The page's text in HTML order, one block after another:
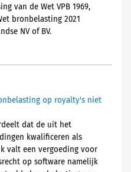
van de Wet VPB 1969,
bronbelasting 2021
NV of BV.
op royalty's niet
dat de uit het
kwalificeren als
valt een vergoeding voor
op software namelijk